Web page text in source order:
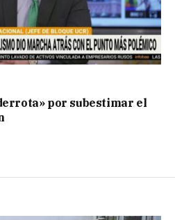
por subestimar el